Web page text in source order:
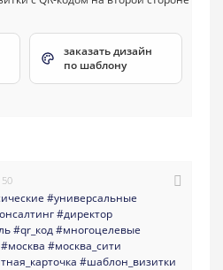
заказать дизайн
по шаблону
#универсальные
#директор
#qr_код#многоцелевые
#москва #москва_сити
#шаблон_визитки